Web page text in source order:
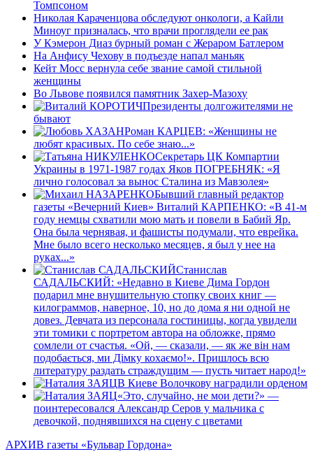
Томпсоном
Николая Караченцова обследуют онкологи, а Кайли
Миноуг призналась, что врачи проглядели ее рак
У Кэмерон Диаз бурный роман с Жераром Батлером
На Анфису Чехову в подъезде напал маньяк
Кейт Мосс вернула себе звание самой стильной
женщины
Во Львове появился памятник Захер-Мазоху
Президенты долгожителями не
бывают
Роман КАРЦЕВ: «Женщины не
любят красивых. По себе знаю...»
Секретарь ЦК Компартии
Украины в 1971-1987 годах Яков ПОГРЕБНЯК: «Я
лично голосовал за вынос Сталина из Мавзолея»
Бывший главный редактор
газеты «Вечерний Киев» Виталий КАРПЕНКО: «В 41-м
году немцы схватили мою мать и повели в Бабий Яр.
Она была чернявая, и фашисты подумали, что еврейка.
Мне было всего несколько месяцев, я был у нее на
руках...»
Станислав
САДАЛЬСКИЙ: «Недавно в Киеве Дима Гордон
подарил мне внушительную стопку своих книг —
килограммов, наверное, 10, но до дома я ни одной не
довез. Девчата из персонала гостиницы, когда увидели
эти томики с портретом автора на обложке, прямо
сомлели от счастья. «Ой, — сказали, — як же вiн нам
подобається, ми Дiмку кохаємо!». Пришлось всю
литературу раздать страждущим — пусть читает народ!»
В Киеве Волочкову наградили орденом
«Это, случайно, не мои дети?» —
поинтересовался Александр Серов у мальчика с
девочкой, поднявшихся на сцену с цветами
АРХИВ газеты «Бульвар Гордона»